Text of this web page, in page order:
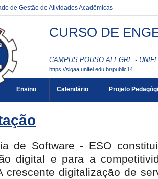
de Gestão de Atividades Acadêmicas
CURSO DE
CAMPUS POUSO ALEGRE -
https://sigaa.unifei.edu.br/public14
Ensino Calendário Projeto
de Software - ESO
digital e para a
crescente digitalização de